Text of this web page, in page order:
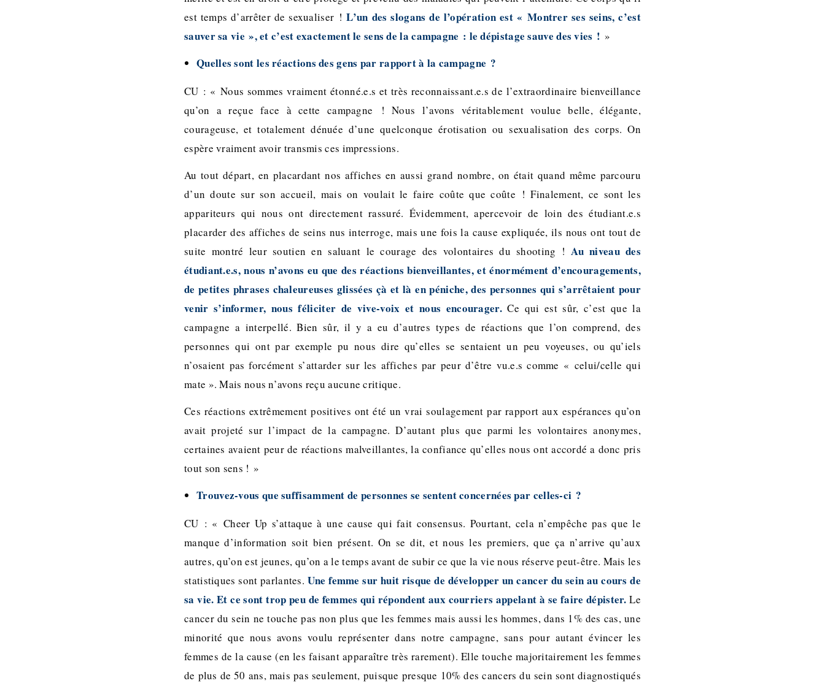
est temps d’arrêter de sexualiser !L’un des slogans de l’opération est « Montrer ses seins, c’est
sauver sa vie », et c’est exactement le sens de la campagne : le dépistage sauve des vies ! »
Quelles sont les réactions des gens par rapport à la campagne ?
CU : « Nous sommes vraiment étonné.e.s et très reconnaissant.e.s de l’extraordinaire bienveillance
qu’on a reçue face à cette campagne ! Nous l’avons véritablement voulue belle, élégante,
courageuse, et totalement dénuée d’une quelconque érotisation ou sexualisation des corps. On
espère vraiment avoir transmis ces impressions.
Au tout départ, en placardant nos affiches en aussi grand nombre, on était quand même parcouru
d’un doute sur son accueil, mais on voulait le faire coûte que coûte ! Finalement, ce sont les
appariteurs qui nous ont directement rassuré. Évidemment, apercevoir de loin des étudiant.e.s
placarder des affiches de seins nus interroge, mais une fois la cause expliquée, ils nous ont tout de
suite montré leur soutien en saluant le courage des volontaires du shooting ! Au niveau des
étudiant.e.s, nous n’avons eu que des réactions bienveillantes, et énormément d’encouragements,
de petites phrases chaleureuses glissées çà et là en péniche, des personnes qui s’arrêtaient pour
venir s’informer, nous féliciter de vive-voix et nous encourager. Ce qui est sûr, c’est que la
campagne a interpellé. Bien sûr, il y a eu d’autres types de réactions que l’on comprend, des
personnes qui ont par exemple pu nous dire qu’elles se sentaient un peu voyeuses, ou qu’iels
n’osaient pas forcément s’attarder sur les affiches par peur d’être vu.e.s comme « celui/celle qui
mate ». Mais nous n’avons reçu aucune critique.
Ces réactions extrêmement positives ont été un vrai soulagement par rapport aux espérances qu’on
avait projeté sur l’impact de la campagne. D’autant plus que parmi les volontaires anonymes,
certaines avaient peur de réactions malveillantes, la confiance qu’elles nous ont accordé a donc pris
tout son sens ! »
Trouvez-vous que suffisamment de personnes se sentent concernées par celles-ci ?
CU : « Cheer Up s’attaque à une cause qui fait consensus. Pourtant, cela n’empêche pas que le
manque d’information soit bien présent. On se dit, et nous les premiers, que ça n’arrive qu’aux
autres, qu’on est jeunes, qu’on a le temps avant de subir ce que la vie nous réserve peut-être. Mais les
statistiques sont parlantes. Une femme sur huit risque de développer un cancer du sein au cours de
sa vie. Et ce sont trop peu de femmes qui répondent aux courriers appelant à se faire dépister. Le
cancer du sein ne touche pas non plus que les femmes mais aussi les hommes, dans 1% des cas, une
minorité que nous avons voulu représenter dans notre campagne, sans pour autant évincer les
femmes de la cause (en les faisant apparaître très rarement). Elle touche majoritairement les femmes
de plus de 50 ans, mais pas seulement, puisque presque 10% des cancers du sein sont diagnostiqués